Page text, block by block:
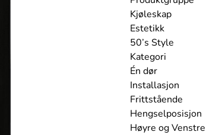
Kjøleskap
Estetikk
50’s Style
Kategori
Én dør
Installasjon
Frittstående
Hengselposisjon
Høyre og Venstre